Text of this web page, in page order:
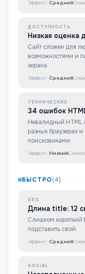
Эффект: Средний
ДОСТУПНОСТЬ
Низкая оценка
Сайт сложен для
возможностями и
экрана.
Эффект: Средний
ТЕХНИЧЕСКИЕ
34 ошибок
Невалидный HTML
разных браузерах
поисковиками.
Эффект: Низкий
БЫСТРО(4)
SEO
Длина title: 12
Слишком короткий
подставить свой.
Эффект: Средний
SOCIAL